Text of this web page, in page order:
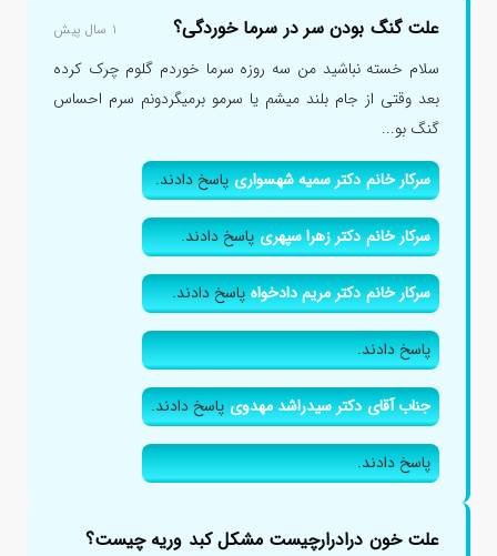
علت گنگ بودن سر در سرما خوردگی؟ ۱ سال پیش
سلام خسته نباشید من سه روزه سرما خوردم گلوم چرک کرده
بعد وقتی از جام بلند میشم یا سرمو برمیگردونم سرم احساس
گنگ بو...
سرکار خانم دکتر سمیه شهسواریپاسخ دادند.
سرکار خانم دکتر زهرا سپهریپاسخ دادند.
سرکار خانم دکتر مریم دادخواهپاسخ دادند.
پاسخ دادند.
جناب آقای دکتر سیدراشد مهدویپاسخ دادند.
پاسخ دادند.
علت خون درادرارچیست مشکل کبد وریه چیست؟